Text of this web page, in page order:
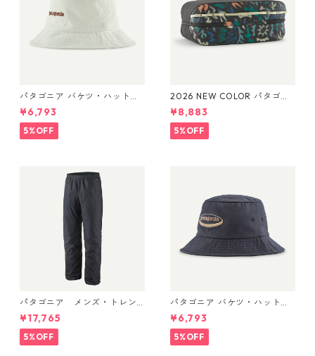
パタゴニア バケツ・ハット 3
3595 Text Logo: Birch Whit
e
¥6,793
5%OFF
2026 NEW COLOR パタゴニ
ア ブラックホール・キュー
ブ 14L (カラー Kaleido: Blac
k) Patagonia Black Hole® Cu
be 14L 日本正規品 製品番号
¥8,883
5%OFF
パタゴニア メンズ・トレン
トシェル 3L・レイン・パンツ
（ショート） (カラー Black)
Patagonia Men's Torrentshe
ll 3L Rain Pants - Short 日本
¥17,765
5%OFF
パタゴニア バケツ・ハット 3
3595 ’95 Oval Logo: Smold
er Blue
¥6,793
5%OFF